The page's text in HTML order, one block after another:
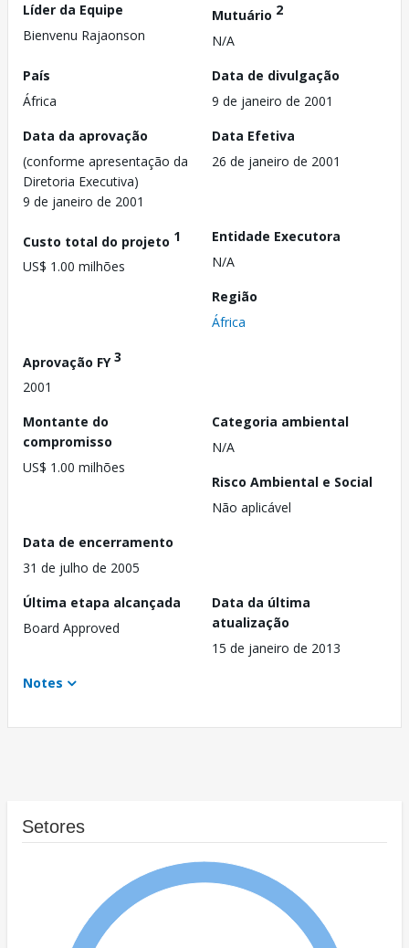
Líder da Equipe
Bienvenu Rajaonson
Mutuário 2
N/A
País
África
Data de divulgação
9 de janeiro de 2001
Data da aprovação
(conforme apresentação da
Diretoria Executiva)
9 de janeiro de 2001
Data Efetiva
26 de janeiro de 2001
Custo total do projeto 1
US$ 1.00 milhões
Entidade Executora
N/A
Região
África
Aprovação FY3
2001
Montante do
compromisso
US$ 1.00 milhões
Categoria ambiental
N/A
Risco Ambiental e Social
Não aplicável
Data de encerramento
31 de julho de 2005
Última etapa alcançada
Board Approved
Data da última
atualização
15 de janeiro de 2013
Notes
Setores